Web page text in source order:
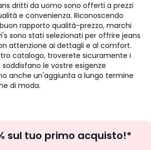
dritti da uomo sono offerti a prezzi
e convenienza. Riconoscendo
rapporto qualità-prezzo, marchi
sono stati selezionati per offrire jeans
attenzione ai dettagli e al comfort.
catalogo, troverete sicuramente i
le vostre esigenze
anche un'aggiunta a lungo termine
di moda.
newsletter
sul tuo primo acquisto!*